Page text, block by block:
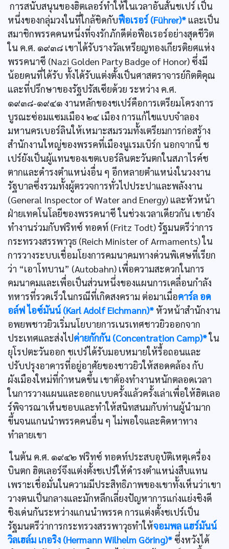
การสนับสนุนของฮิตเลอร์ทำให้ในเวลาอันสั้นชเปร์ เป็น
หนึ่งของกลุ่มวงในที่ใกล้ชิดกับฟือเรอร์ (Führer)* และเป็น
สมาชิกพรรคคนหนึ่งที่จงรักภักดีต่อฟือเรอร์อย่างสุดชีวิต
ใน ค.ศ. ๑๙๓๘ เขาได้รับรางวัลเหรียญทองเกียรติยศแห่ง
พรรคนาซี (Nazi Golden Party Badge of Honor) ซึ่งมี
น้อยคนที่ได้รับ ทั้งได้รับแต่งตั้งเป็นศาสตราจารย์กิตติคุณ
และที่ปรึกษาของรัฐปรัสเซียด้วย ระหว่าง ค.ศ.
๑๙๓๘-๑๙๔๑ งานหลักของชเปร์คือการเตรียมโครงการ
บูรณะซ่อมแซมเมือง ๒๔ เมือง การแก้ไขแบบจำลอง
มหานครเบอร์ลินให้เหมาะสมรวมทั้งเตรียมการก่อสร้าง
สำนักงานใหญ่ของพรรคที่เมืองนูเรมเบิร์ก นอกจากนี้ ช
เปร์ยังเป็นผู้แทนของเขตเบอร์ลินตะวันตกในสภาไรค์ช
ตากและดำรงตำแหน่งอื่น ๆ อีกหลายตำแหน่งในวงงาน
รัฐบาลซึ่งรวมทั้งผู้ตรวจการทั่วไปประปาและพลังงาน
(General Inspector of Water and Energy) และหัวหน้า
ฝ่ายเทคโนโลยีของพรรคนาซี ในช่วงเวลาเดียวกัน เขายัง
ทำงานร่วมกับฟริทซ์ ทอดท์ (Fritz Todt) รัฐมนตรีว่าการ
กระทรวงสรรพาวุธ (Reich Minister of Armaments) ใน
การวางระบบเชื่อมโยงการคมนาคมทางด่วนพิเศษที่เรียก
ว่า “เอาโทบาน” (Autobahn) เพื่อความสะดวกในการ
คมนาคมและเพื่อเป็นส่วนหนึ่งของแผนการเคลื่อนกำลัง
ทหารที่รวดเร็วในกรณีที่เกิดสงคราม ต่อมาเมื่อคาร์ล อด
อล์ฟ ไอซ์มันน์ (Karl Adolf Eichmann)* หัวหน้าสำนักงาน
อพยพชาวยิวเริ่มนโยบายการเนรเทศชาวยิวออกจาก
ประเทศและส่งไปค่ายกักกัน (Concentration Camp)*ใน
ยุโรปตะวันออก ชเปร์ได้รับมอบหมายให้รื้อถอนและ
ปรับปรุงอาคารที่อยู่อาศัยของชาวยิวให้สอดคล้อง กับ
ผังเมืองใหม่ที่กำหนดขึ้น เขาต้องทำงานหนักตลอดเวลา
ในการวางแผนและออกแบบครั้งแล้วครั้งเล่าเพื่อให้ฮิตเลอ
ร์พิจารณาเห็นชอบและทำให้สนิทสนมกับท่านผู้นำมาก
ขึ้นจนแกนนำพรรคคนอื่น ๆ ไม่พอใจและคิดหาทาง
ทำลายเขา
ในต้น ค.ศ. ๑๙๔๒ ฟริทซ์ ทอดท์ประสบอุบัติเหตุเครื่อง
บินตก ฮิตเลอร์จึงแต่งตั้งชเปร์ให้ดำรงตำแหน่งสืบแทน
เพราะเชื่อมั่นในความมีประสิทธิภาพของเขาทั้งเห็นว่าเขา
วางตนเป็นกลางและมักหลีกเลี่ยงปัญหาการแก่งแย่งชิงดี
ชิงเด่นกันระหว่างแกนนำพรรค การแต่งตั้งชเปร์เป็น
รัฐมนตรีว่าการกระทรวงสรรพาวุธทำให้จอมพล แฮร์มันน์
วิลเฮล์ม เกอริง (Hermann Wilhelm Göring)* ซึ่งหวังได้